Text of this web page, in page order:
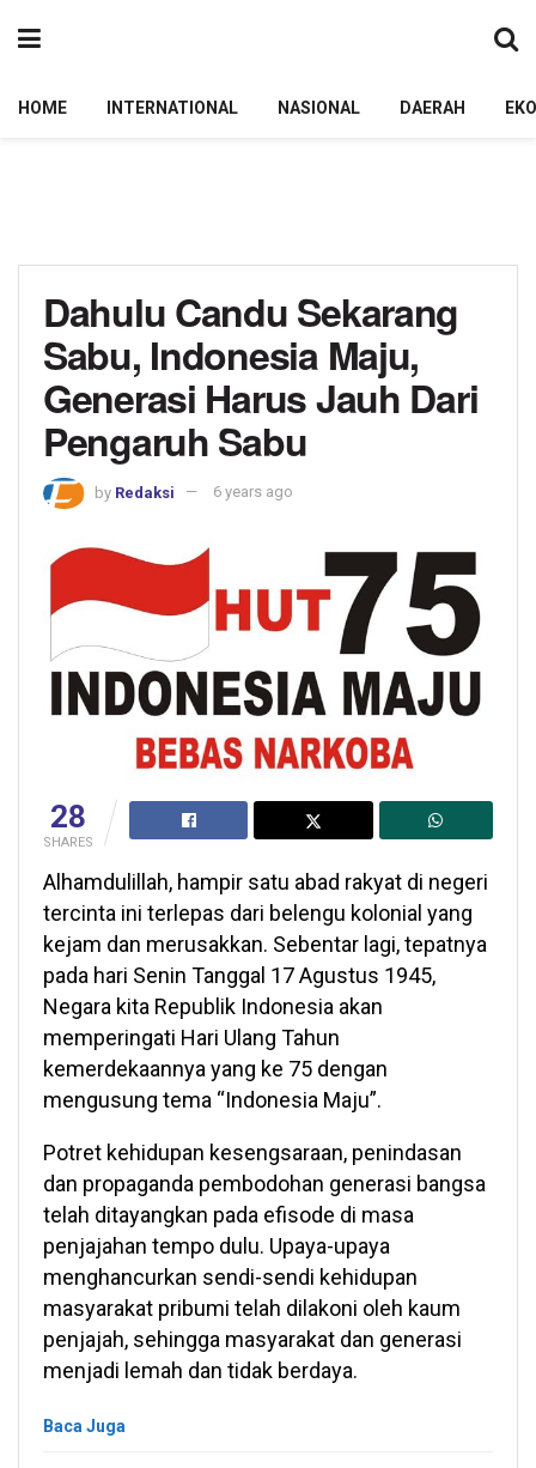
HOME INTERNATIONAL NASIONAL DAERAH
Dahulu Candu Sekarang
Sabu, Indonesia Maju,
Generasi Harus Jauh Dari
Pengaruh Sabu
by Redaksi 6 years ago
28
SHARES
Alhamdulillah, hampir satu abad rakyat di negeri
tercinta ini terlepas dari belengu kolonial yang
kejam dan merusakkan. Sebentar lagi, tepatnya
pada hari Senin Tanggal 17 Agustus 1945,
Negara kita Republik Indonesia akan
memperingati Hari Ulang Tahun
kemerdekaannya yang ke 75 dengan
mengusung tema “Indonesia Maju”.
Potret kehidupan kesengsaraan, penindasan
dan propaganda pembodohan generasi bangsa
telah ditayangkan pada efisode di masa
penjajahan tempo dulu. Upaya-upaya
menghancurkan sendi-sendi kehidupan
masyarakat pribumi telah dilakoni oleh kaum
penjajah, sehingga masyarakat dan generasi
menjadi lemah dan tidak berdaya.
Baca Juga